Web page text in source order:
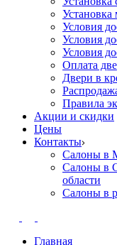
Условия
Условия
Условия
Оплата
Двери в
Правила
Акции и скидки
Цены
Контакты
Салоны в
Салоны в
области
Салоны в
Главная